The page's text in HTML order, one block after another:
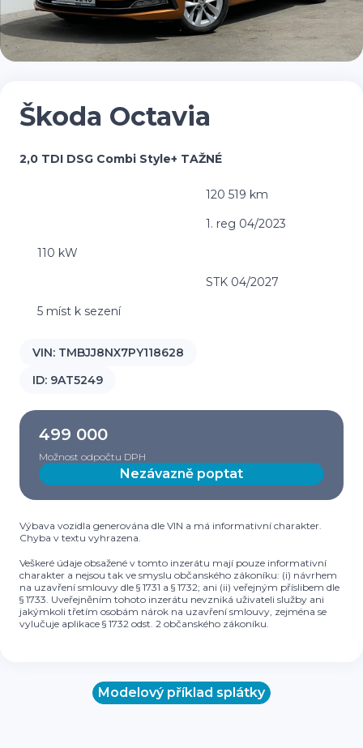
Škoda Octavia
2,0 TDI DSG Combi Style+ TAŽNÉ
120 519 km
1. reg 04/2023
110 kW
STK 04/2027
5 míst k sezení
VIN: TMBJJ8NX7PY118628
ID: 9AT5249
499 000
Možnost odpočtu DPH
Nezávazně poptat
Výbava vozidla generována dle VIN a má informativní charakter.
Chyba v textu vyhrazena.
Veškeré údaje obsažené v tomto inzerátu mají pouze informativní
charakter a nejsou tak ve smyslu občanského zákoníku: (i) návrhem
na uzavření smlouvy dle § 1731 a § 1732; ani (ii) veřejným příslibem dle
§ 1733. Uveřejněním tohoto inzerátu nevzniká uživateli služby ani
jakýmkoli třetím osobám nárok na uzavření smlouvy, zejména se
vylučuje aplikace § 1732 odst. 2 občanského zákoníku.
Modelový příklad splátky